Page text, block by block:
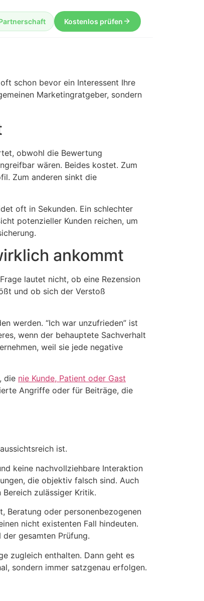
Kostenlos prüfen
schon bevor ein Interessent Ihre
Marketingratgeber, sondern
obwohl die Bewertung
wären. Beides kostet. Zum
Zum anderen sinkt die
oft in Sekunden. Ein schlechter
potenzieller Kunden reichen, um
ankommt
lautet nicht, ob eine Rezension
und ob sich der Verstoß
werden. “Ich war unzufrieden” ist
wenn der behauptete Sachverhalt
weil sie jede negative
die nie Kunde, Patient oder Gast
Angriffe oder für Beiträge, die
ist.
keine nachvollziehbare Interaktion
die objektiv falsch sind. Auch
zulässiger Kritik.
Beratung oder personenbezogenen
nicht existenten Fall hindeuten.
gesamten Prüfung.
zugleich enthalten. Dann geht es
sondern immer satzgenau erfolgen.